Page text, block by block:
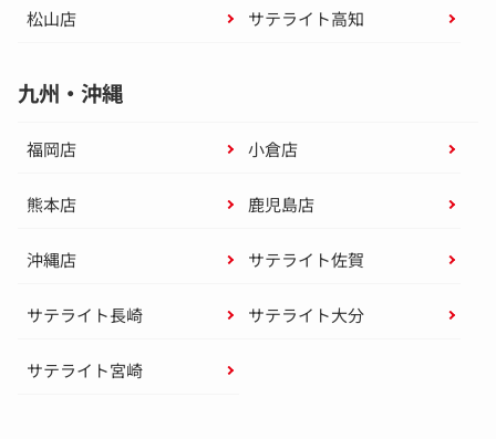
松山店 サテライト高知
九州・沖縄
福岡店 小倉店
熊本店 鹿児島店
沖縄店 サテライト佐賀
サテライト長崎 サテライト大分
サテライト宮崎